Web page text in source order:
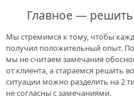
Главное —
Мы стремимся к тому, чтобы
получил положительный опыт.
мы не считаем замечания
от клиента, а стараемся
ситуации можно разделить на 2
не согласны с замечаниями.